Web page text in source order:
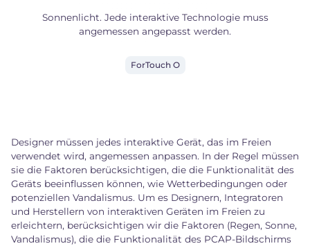
Sonnenlicht. Jede interaktive Technologie muss
angemessen angepasst werden.
ForTouch O
Designer müssen jedes interaktive Gerät, das im Freien
verwendet wird, angemessen anpassen. In der Regel müssen
sie die Faktoren berücksichtigen, die die Funktionalität des
Geräts beeinflussen können, wie Wetterbedingungen oder
potenziellen Vandalismus. Um es Designern, Integratoren
und Herstellern von interaktiven Geräten im Freien zu
erleichtern, berücksichtigen wir die Faktoren (Regen, Sonne,
Vandalismus), die die Funktionalität des PCAP-Bildschirms